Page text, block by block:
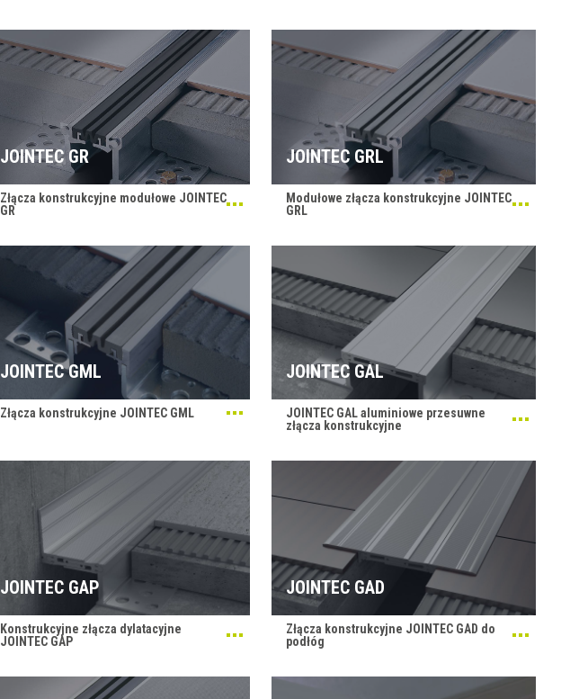
JOINTEC GR
Złącza konstrukcyjne modułowe JOINTEC
GR
JOINTEC GRL
Modułowe złącza konstrukcyjne JOINTEC
GRL
JOINTEC GML
Złącza konstrukcyjne JOINTEC GML
JOINTEC GAL
JOINTEC GAL aluminiowe przesuwne
złącza konstrukcyjne
JOINTEC GAP
Konstrukcyjne złącza dylatacyjne
JOINTEC GAP
JOINTEC GAD
Złącza konstrukcyjne JOINTEC GAD do
podłóg